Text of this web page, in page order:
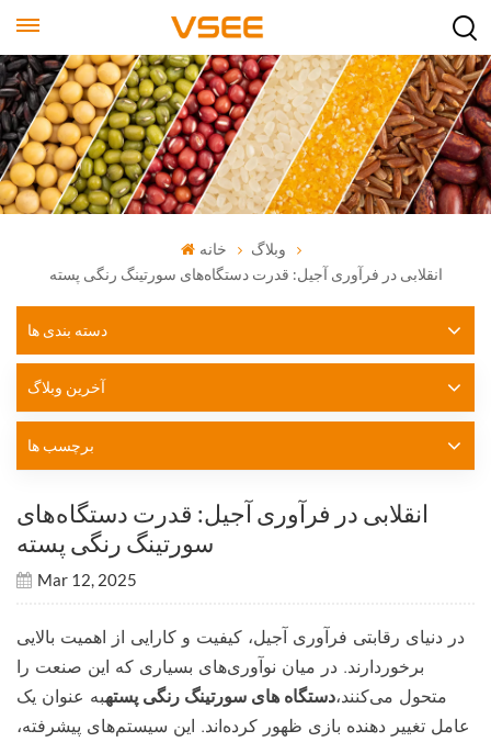
خانه
وبلاگ
انقلابی در فرآوری آجیل: قدرت دستگاه‌های سورتینگ رنگی پسته
دسته بندی ها
آخرین وبلاگ
برچسب ها
انقلابی در فرآوری آجیل: قدرت دستگاه‌های
سورتینگ رنگی پسته
Mar 12, 2025
در دنیای رقابتی فرآوری آجیل، کیفیت و کارایی از اهمیت بالایی
برخوردارند. در میان نوآوری‌های بسیاری که این صنعت را
متحول می‌کنند،دستگاه های سورتینگ رنگی پستهبه عنوان یک
عامل تغییر دهنده بازی ظهور کرده‌اند. این سیستم‌های پیشرفته،